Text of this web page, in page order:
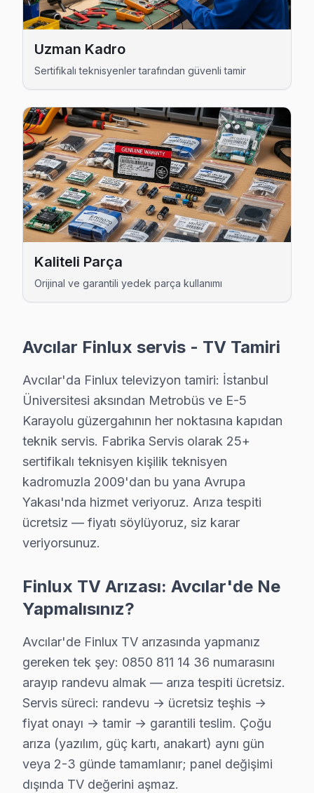
Finlux Uzman Teknisyen Ekibi — Avcılar
Cenk D. — Finlux Servis Uzmanı
12 yıllık Finlux TV tamir deneyimi. Avcılar ve çevre ilçelere
· Finlux fabrika servis sertifikası
· Orijinal ve OEM yedek parça tedarikçisi
· 2010'dan günümüze tüm Finlux modelleri
Avcılar Servis İstatistikleri
· Avcılar'de570+Finlux TV tamiri
· Tüm işlemler2 yıl garantili
Bu sayfayla ilgili hizmet sayfaları:
↑ Finlux Servis Ana Sayfası
↑ Avcılar TV Servis Merkezi
· Başakşehir Finlux
· Bayrampaşa Finlux
· Beşiktaş Finlux
· Beylikdüzü Finlux
Avcılar Diğer Marka Servisleri
· Avcılar Sony
· Avcılar Philips
· Avcılar Hi-Level
· Avcılar iFFALCON
Uzman Kadro
Sertifikalı teknisyenler tarafından güvenli tamir
Kaliteli Parça
Orijinal ve garantili yedek parça kullanımı
Avcılar Finlux servis - TV Tamiri
Avcılar'da Finlux televizyon tamiri: İstanbul
Üniversitesi aksından Metrobüs ve E-5
Karayolu güzergahının her noktasına kapıdan
teknik servis. Fabrika Servis olarak 25+
sertifikalı teknisyen kişilik teknisyen
kadromuzla 2009'dan bu yana Avrupa
Yakası'nda hizmet veriyoruz. Arıza tespiti
ücretsiz — fiyatı söylüyoruz, siz karar
veriyorsunuz.
Finlux TV Arızası: Avcılar'de Ne
Yapmalısınız?
Avcılar'de Finlux TV arızasında yapmanız
gereken tek şey: 0850 811 14 36 numarasını
arayıp randevu almak — arıza tespiti ücretsiz.
Servis süreci: randevu → ücretsiz teşhis →
fiyat onayı → tamir → garantili teslim. Çoğu
arıza (yazılım, güç kartı, anakart) aynı gün
veya 2-3 günde tamamlanır; panel değişimi
dışında TV değerini aşmaz.